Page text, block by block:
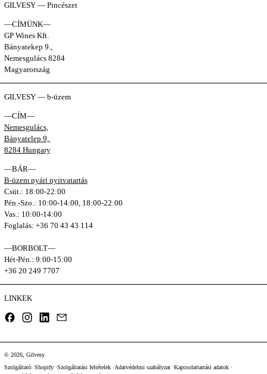
GILVESY — Pincészet
—CÍMÜNK—
GP Wines Kft.
Bányatekep 9.,
Nemesgulács 8284
Magyarország
GILVESY — b-üzem
—CÍM—
Nemesgulács,
Bányatelep 9,
8284 Hungary
—BÁR—
B-üzem nyári nyitvatartás
Csüt.: 18:00-22:00
Pén.-Szo.: 10:00-14:00, 18:00-22:00
Vas.: 10:00-14:00
Foglalás: +36 70 43 43 114
—BORBOLT—
Hét-Pén.: 9:00-15:00
+36 20 249 7707
LINKEK
FacebookInstagramLinkedIn
© 2026, Gilvesy.
Szolgáltató: Shopify Szolgáltatási feltételek Adatvédelmi szabályzat Kapcsolattartási adatok